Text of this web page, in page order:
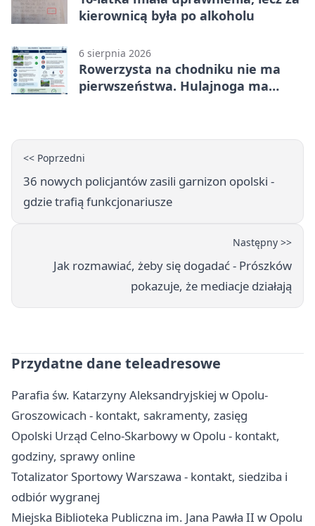
kierownicą była po alkoholu
6 sierpnia 2026
Rowerzysta na chodniku nie ma
pierwszeństwa. Hulajnoga ma
<< Poprzedni
36 nowych policjantów zasili garnizon opolski -
gdzie trafią funkcjonariusze
Następny >>
Jak rozmawiać, żeby się dogadać - Prószków
pokazuje, że mediacje działają
Przydatne dane teleadresowe
Parafia św. Katarzyny Aleksandryjskiej w Opolu-
Groszowicach - kontakt, sakramenty, zasięg
Opolski Urząd Celno-Skarbowy w Opolu - kontakt,
godziny, sprawy online
Totalizator Sportowy Warszawa - kontakt, siedziba i
odbiór wygranej
Miejska Biblioteka Publiczna im. Jana Pawła II w Opolu